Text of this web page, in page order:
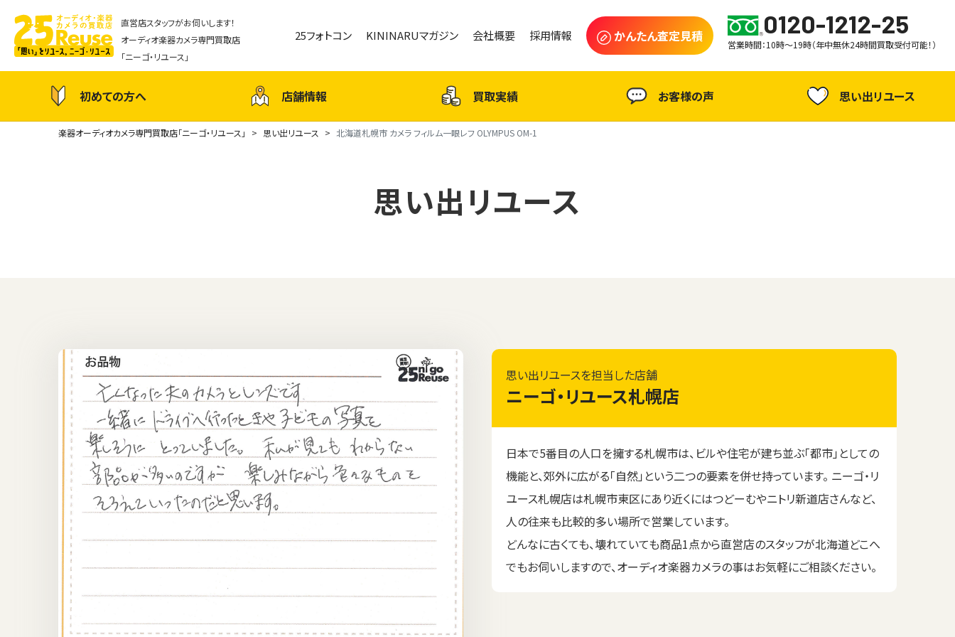
直営店スタッフがお伺いします！
オーディオ楽器カメラ専門買取店
「ニーゴ・リユース」
25フォトコン KININARUマガジン 会社概要 採用情報 かんたん査定見積 0120-1212-25
営業時間：10時～19時（年中無休24時間買取受付可能！）
初めての方へ 店舗情報 買取実績 お客様の声 思い出リユース
楽器オーディオカメラ専門買取店「ニーゴ・リユース」 思い出リユース 北海道札幌市 カメラ フィルム一眼レフ OLYMPUS OM-1
思い出リユース
思い出リユースを担当した店舗
ニーゴ・リユース札幌店
日本で5番目の人口を擁する札幌市は、ビルや住宅が建ち並ぶ「都市」としての
機能と、郊外に広がる「自然」という二つの要素を併せ持っています。 ニーゴ・リ
ユース札幌店は札幌市東区にあり近くにはつどーむやニトリ新道店さんなど、
人の往来も比較的多い場所で営業しています。
どんなに古くても、壊れていても商品1点から直営店のスタッフが北海道どこへ
でもお伺いしますので、オーディオ楽器カメラの事はお気軽にご相談ください。